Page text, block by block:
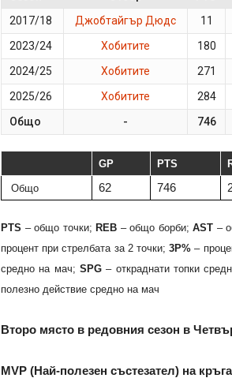
2017/18
Джобтайгър Дюдс 11
2023/24
Хобитите 180
2024/25
Хобитите 271
2025/26
Хобитите 284
Общо
- 746
GP PTS
Общо 62 746
PTS – общо точки; REB – общо борби; AST –
процент при стрелбата за 2 точки;3P% –
средно на мач;SPG – откраднати топки
полезно действие средно на мач
Второ място в редовния сезон в
MVP (Най-полезен състезател) на